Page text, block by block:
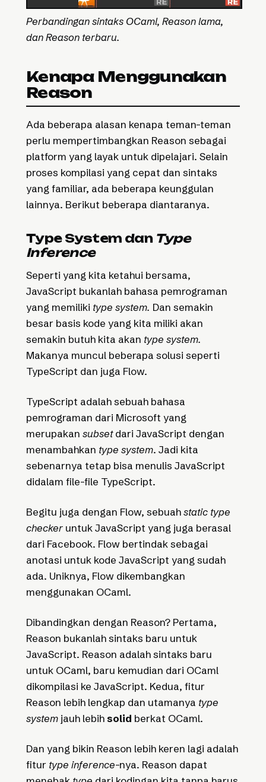
Perbandingan sintaks OCaml, Reason lama,
dan Reason terbaru.
Kenapa Menggunakan
Reason
Ada beberapa alasan kenapa teman-teman
perlu mempertimbangkan Reason sebagai
platform yang layak untuk dipelajari. Selain
proses kompilasi yang cepat dan sintaks
yang familiar, ada beberapa keunggulan
lainnya. Berikut beberapa diantaranya.
Type System dan Type
Inference
Seperti yang kita ketahui bersama,
JavaScript bukanlah bahasa pemrograman
yang memiliki type system. Dan semakin
besar basis kode yang kita miliki akan
semakin butuh kita akan type system.
Makanya muncul beberapa solusi seperti
TypeScript dan juga Flow.
TypeScript adalah sebuah bahasa
pemrograman dari Microsoft yang
merupakan subsetdari JavaScript dengan
menambahkan type system. Jadi kita
sebenarnya tetap bisa menulis JavaScript
didalam file-file TypeScript.
Begitu juga dengan Flow, sebuahstatic type
checker untuk JavaScript yang juga berasal
dari Facebook. Flow bertindak sebagai
anotasi untuk kode JavaScript yang sudah
ada. Uniknya, Flow dikembangkan
menggunakan OCaml.
Dibandingkan dengan Reason? Pertama,
Reason bukanlah sintaks baru untuk
JavaScript. Reason adalah sintaks baru
untuk OCaml, baru kemudian dari OCaml
dikompilasi ke JavaScript. Kedua, fitur
Reason lebih lengkap dan utamanya type
system jauh lebihsolid berkat OCaml.
Dan yang bikin Reason lebih keren lagi adalah
fitur type inference-nya. Reason dapat